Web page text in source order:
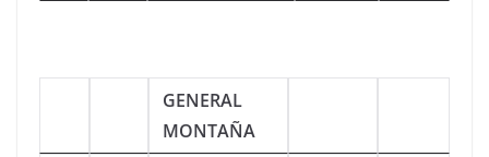
GENERAL
MONTAÑA